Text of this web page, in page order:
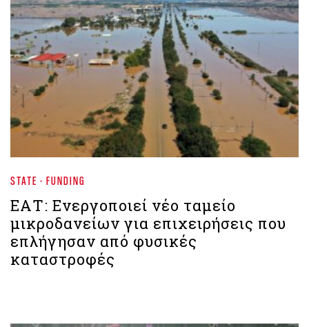
STATE - FUNDING
ΕΑΤ: Ενεργοποιεί νέο ταμείο
μικροδανείων για επιχειρήσεις που
επλήγησαν από φυσικές
καταστροφές